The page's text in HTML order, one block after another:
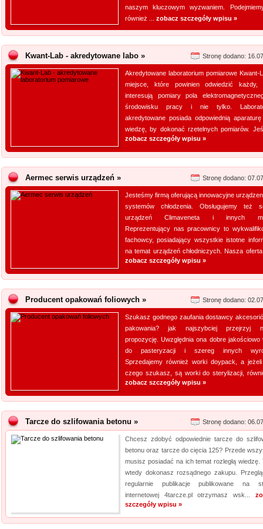
naszym kluczowym wyzwaniem.
również ... zobacz szczegóły wpisu »
Kwant-Lab - akredytowane labo » Stronę dodano:
Akredytowane laboratorium pomiarowe Kwant-
miejsce, które powinien odwiedzić każdy,
interesują pomiary pola
środowisku pracy i nie tylko.
akredytowane posiada odpowiednią
wiedzę, by dokonać rzetelnych pomiarów.
zobacz szczegóły wpisu »
Aermec serwis urządzeń » Stronę dodano:
Jesteśmy firmą oferującą innowacyjne
systemów chłodzenia. Obsługujemy też
urządzeń Climaveneta i innych
Reprezentujący nas pracownicy to
fachowcy, posiadający wszystkie istotne
na temat urządzeń chłodniczych. Nasza
zobacz szczegóły wpisu »
Producent opakowań foliowych » Stronę dodano:
Szukasz godnego zaufania dostawcy
pakowania? jak najszybciej przejrzyj
propozycję. Uwzględnia ona dobre jakościowo
do pasteryzacji i szereg innych
Sprzedajemy również worki doypack, a
czego szukasz, są worki do sterylizacji,
zobacz szczegóły wpisu »
Tarcze do szlifowania betonu » Stronę dodano:
Chcesz zdobyć odpowiednie tarcze do
betonu oraz tarcze do cięcia 125? Przede
musisz posiadać na ich temat rozległą wiedzę.
wtedy dokonasz rozsądnego zakupu.
regularnie publikacje publikowane na
internetowej 4tarcze.pl otrzymasz wsk...
szczegóły wpisu »